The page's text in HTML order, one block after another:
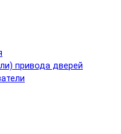
привода дверей